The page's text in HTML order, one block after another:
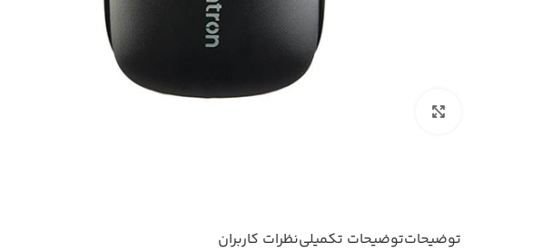
توضیحاتتوضیحات تکمیلینظرات کاربران